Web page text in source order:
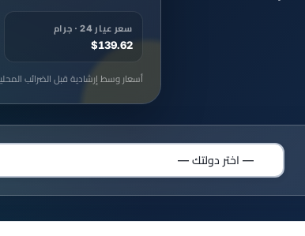
سعر عيار 24 · جرام
$139.62
أسعار وسط إرشادية قبل الضرائب
اختر دولتك